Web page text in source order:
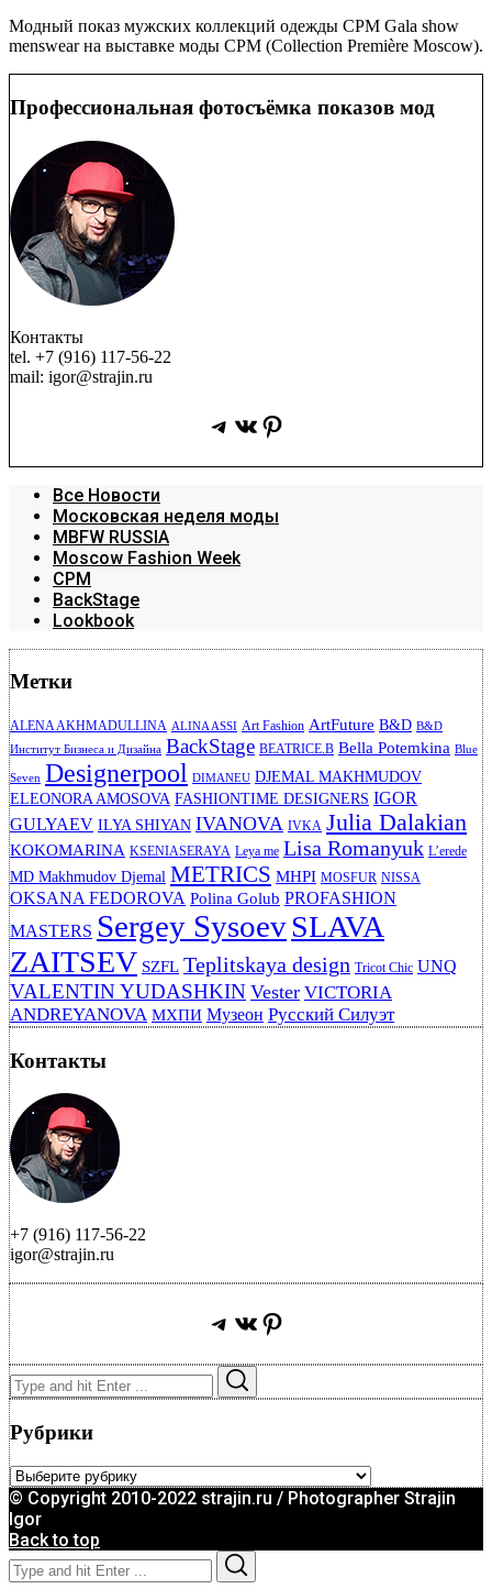
Модный показ мужских коллекций одежды CPM Gala show
menswear на выставке моды CPM (Collection Première Moscow).
Профессиональная фотосъёмка показов мод
Контакты
tel. +7 (916) 117-56-22
mail: igor@strajin.ru
Telegram
ВКонтакте
Pinterest
Все Новости
Московская неделя моды
MBFW RUSSIA
Moscow Fashion Week
CPM
BackStage
Lookbook
Метки
ALENA AKHMADULLINA ALINA ASSI Art Fashion ArtFuture B&D B&D
Институт Бизнеса и Дизайна BackStage BEATRICE.B Bella Potemkina Blue
Seven Designerpool DIMANEU DJEMAL MAKHMUDOV
ELEONORA AMOSOVA FASHIONTIME DESIGNERS IGOR
GULYAEV ILYA SHIYAN IVANOVA IVKA Julia Dalakian
KOKOMARINA KSENIASERAYA Leya me Lisa Romanyuk L’erede
MD Makhmudov Djemal METRICS MHPI MOSFUR NISSA
OKSANA FEDOROVA Polina Golub PROFASHION
MASTERS Sergey SysoevSLAVA
ZAITSEV SZFL Teplitskaya design Tricot Chic UNQ
VALENTIN YUDASHKIN Vester VICTORIA
ANDREYANOVA МХПИ Музеон Русский Силуэт
Контакты
+7 (916) 117-56-22
igor@strajin.ru
Telegram
ВКонтакте
Pinterest
Search
for:
Рубрики
Рубрики
© Copyright 2010-2022 strajin.ru / Photographer Strajin
Igor
Back to top
Search
for: